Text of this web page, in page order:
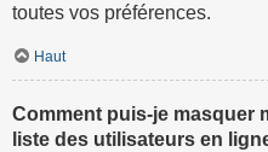
toutes vos préférences.
Haut
Comment puis-je masquer
liste des utilisateurs en